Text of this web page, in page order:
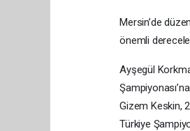
Mersin’de
önemli
Ayşegül
Gizem Keskin,
Türkiye